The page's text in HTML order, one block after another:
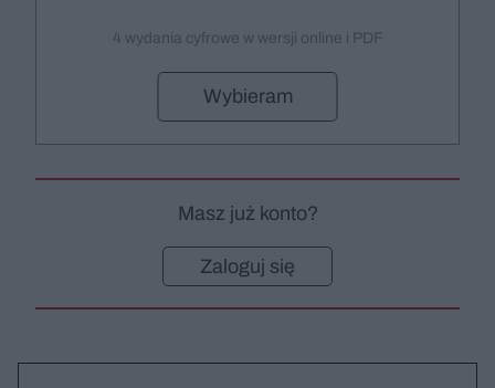
4 wydania cyfrowe w wersji online i PDF
Wybieram
Masz już konto?
Zaloguj się